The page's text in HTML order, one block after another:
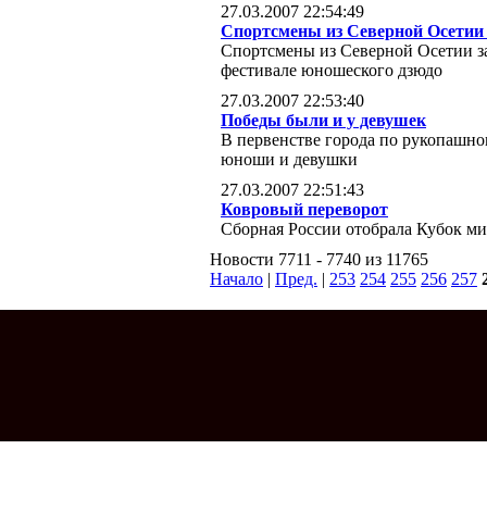
27.03.2007 22:54:49
Спортсмены из Северной
Спортсмены из Северной Осетии
фестивале юношеского дзюдо
27.03.2007 22:53:40
Победы были и у девушек
В первенстве города по
юноши и девушки
27.03.2007 22:51:43
Ковровый переворот
Сборная России отобрала Кубок
Новости 7711 - 7740 из 11765
Начало | Пред. | 253 254 255 256 257